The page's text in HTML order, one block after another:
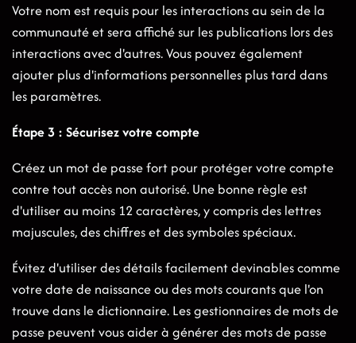
Votre nom est requis pour les interactions au sein de la
communauté et sera affiché sur les publications lors des
interactions avec d'autres. Vous pouvez également
ajouter plus d'informations personnelles plus tard dans
les paramètres.
Étape 3 : Sécurisez votre compte
Créez un mot de passe fort pour protéger votre compte
contre tout accès non autorisé. Une bonne règle est
d'utiliser au moins 12 caractères, y compris des lettres
majuscules, des chiffres et des symboles spéciaux.
Évitez d'utiliser des détails facilement devinables comme
votre date de naissance ou des mots courants que l'on
trouve dans le dictionnaire. Les gestionnaires de mots de
passe peuvent vous aider à générer des mots de passe